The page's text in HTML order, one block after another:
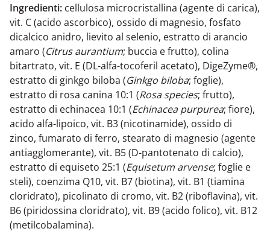
Ingredienti: cellulosa microcristallina (agente di carica),
vit. C (acido ascorbico), ossido di magnesio, fosfato
dicalcico anidro, lievito al selenio, estratto di arancio
amaro (Citrus aurantium; buccia e frutto), colina
bitartrato, vit. E (DL-alfa-tocoferil acetato), DigeZyme®,
estratto di ginkgo biloba (Ginkgo biloba; foglie),
estratto di rosa canina 10:1 (Rosa species; frutto),
estratto di echinacea 10:1 (Echinacea purpurea; fiore),
acido alfa-lipoico, vit. B3 (nicotinamide), ossido di
zinco, fumarato di ferro, stearato di magnesio (agente
antiagglomerante), vit. B5 (D-pantotenato di calcio),
estratto di equiseto 25:1 (Equisetum arvense; foglie e
steli), coenzima Q10, vit. B7 (biotina), vit. B1 (tiamina
cloridrato), picolinato di cromo, vit. B2 (riboflavina), vit.
B6 (piridossina cloridrato), vit. B9 (acido folico), vit. B12
(metilcobalamina).